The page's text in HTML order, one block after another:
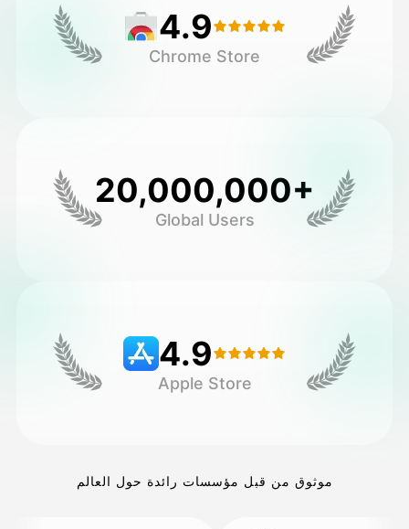
4.9
Chrome Store
20,000,000+
Global Users
4.9
Apple Store
موثوق من قبل مؤسسات رائدة حول العالم